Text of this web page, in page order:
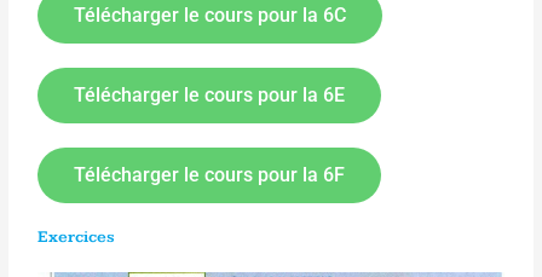
Télécharger le cours pour la 6C
Télécharger le cours pour la 6E
Télécharger le cours pour la 6F
Exercices